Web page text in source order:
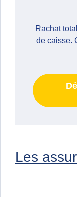
Rachat
de caisse.
Les